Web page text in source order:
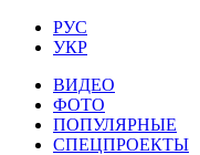
РУС
УКР
ВИДЕО
ФОТО
ПОПУЛЯРНЫЕ
СПЕЦПРОЕКТЫ